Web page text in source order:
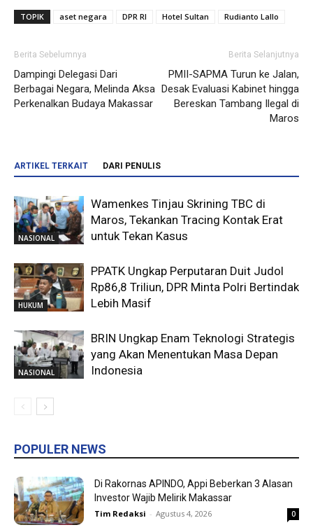
TOPIK aset negara DPR RI Hotel Sultan Rudianto Lallo
Berita Sebelumnya
Dampingi Delegasi Dari
Berbagai Negara, Melinda Aksa
Perkenalkan Budaya Makassar
Berita Selanjutnya
PMII-SAPMA Turun ke Jalan,
Desak Evaluasi Kabinet hingga
Bereskan Tambang Ilegal di
Maros
ARTIKEL TERKAIT DARI PENULIS
NASIONAL
Wamenkes Tinjau Skrining TBC di
Maros, Tekankan Tracing Kontak Erat
untuk Tekan Kasus
HUKUM
PPATK Ungkap Perputaran Duit Judol
Rp86,8 Triliun, DPR Minta Polri Bertindak
Lebih Masif
NASIONAL
BRIN Ungkap Enam Teknologi Strategis
yang Akan Menentukan Masa Depan
Indonesia
POPULER NEWS
Di Rakornas APINDO, Appi Beberkan 3 Alasan
Investor Wajib Melirik Makassar
Tim Redaksi - Agustus 4, 2026 0